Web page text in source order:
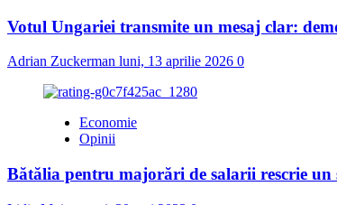
Votul Ungariei transmite un mesaj clar:
Adrian Zuckerman luni, 13 aprilie 2026 0
Economie
Opinii
Bătălia pentru majorări de salarii rescrie un